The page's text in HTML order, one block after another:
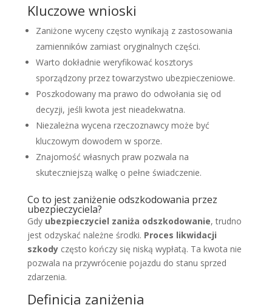
Kluczowe wnioski
Zaniżone wyceny często wynikają z zastosowania
zamienników zamiast oryginalnych części.
Warto dokładnie weryfikować kosztorys
sporządzony przez towarzystwo ubezpieczeniowe.
Poszkodowany ma prawo do odwołania się od
decyzji, jeśli kwota jest nieadekwatna.
Niezależna wycena rzeczoznawcy może być
kluczowym dowodem w sporze.
Znajomość własnych praw pozwala na
skuteczniejszą walkę o pełne świadczenie.
Co to jest zaniżenie odszkodowania przez
ubezpieczyciela?
Gdy ubezpieczyciel zaniża odszkodowanie, trudno
jest odzyskać należne środki. Proces likwidacji
szkodyczęsto kończy się niską wypłatą. Ta kwota nie
pozwala na przywrócenie pojazdu do stanu sprzed
zdarzenia.
Definicja zaniżenia